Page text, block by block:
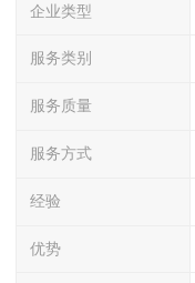
企业类型
服务类别
服务质量
服务方式
经验
优势